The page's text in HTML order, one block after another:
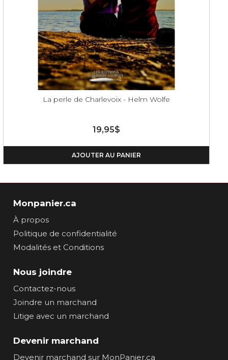
La perle de Charlevoix - Helm Wolfe
19,95$
AJOUTER AU PANIER
Monpanier.ca
À propos
Politique de confidentialité
Modalités et Conditions
Nous joindre
Contactez-nous
Joindre un marchand
Litige avec un marchand
Devenir marchand
Devenir marchand sur MonPanier.ca